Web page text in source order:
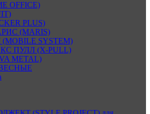
OFFICE)
PLUS)
(MARIS)
SYSTEM)
ПУЛЛ (X-PULL)
METAL)